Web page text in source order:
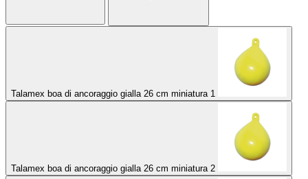
Talamex boa di ancoraggio gialla 26 cm miniatura 1
Talamex boa di ancoraggio gialla 26 cm miniatura 2